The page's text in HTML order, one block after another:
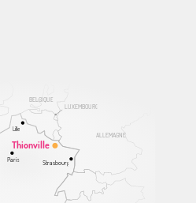
ALLEMAGNE
BELGIQUE
LUXEMBOURG
Thionville
Lille
Paris Strasbourg